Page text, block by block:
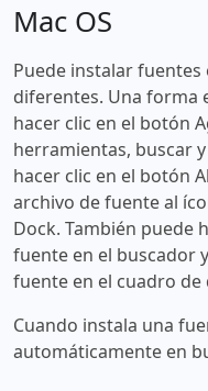
Mac OS
Puede instalar fuentes
diferentes. Una forma
hacer clic en el botón
herramientas, buscar
hacer clic en el botón
archivo de fuente al
Dock. También puede
fuente en el buscador
fuente en el cuadro de
Cuando instala una
automáticamente en